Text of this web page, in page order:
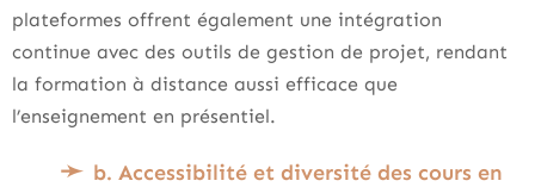
plateformes offrent également une intégration
continue avec des outils de gestion de projet, rendant
la formation à distance aussi efficace que
l’enseignement en présentiel.
b. Accessibilité et diversité des cours en